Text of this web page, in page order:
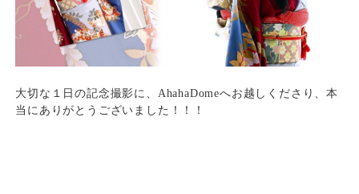
大切な１日の記念撮影に、AhahaDomeへお越しくださり、本
当にありがとうございました！！！